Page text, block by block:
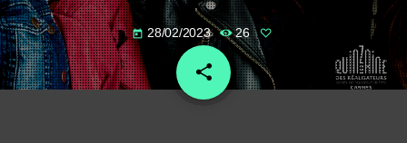
today 28/02/2023 26
share
email